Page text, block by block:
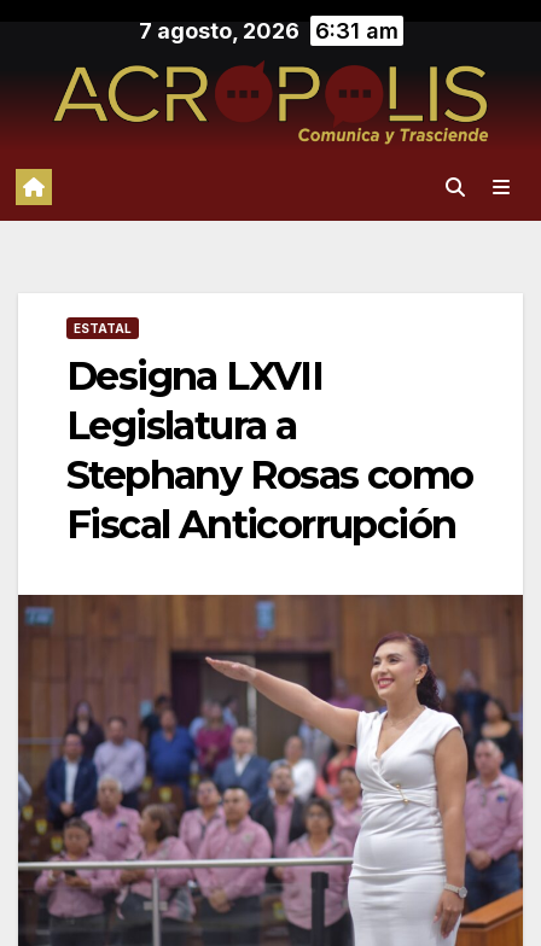
contenido
7 agosto, 2026 6:31 am
ESTATAL
Designa LXVII
Legislatura a
Stephany Rosas como
Fiscal Anticorrupción